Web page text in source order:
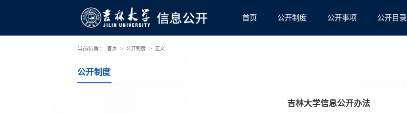
首页 公开制度 公开事项 公开目录
当前位置： 首页 > 公开制度 > 正文
公开制度
吉林大学信息公开办法